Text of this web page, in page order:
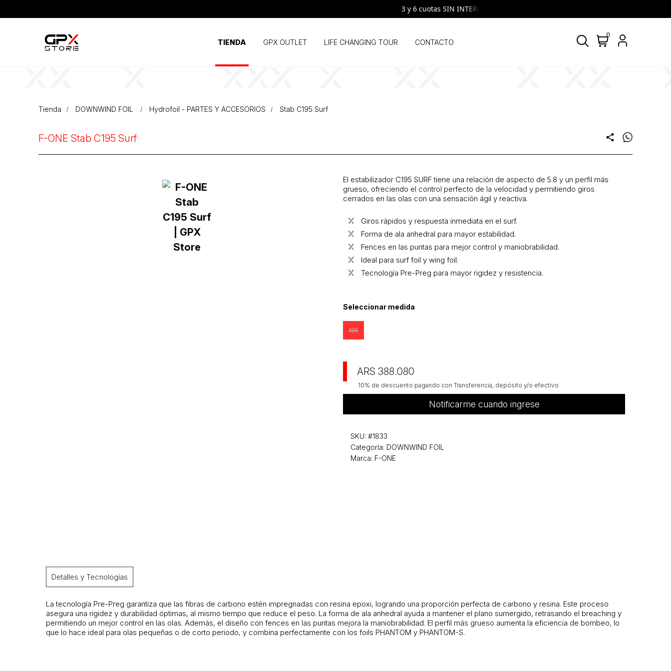
3 y 6 cuotas SIN INTERES | VISA y MASTERCARD | Todos los días, todos los bancos
TIENDA GPX OUTLET LIFE CHANGING TOUR CONTACTO
0
Tienda DOWNWIND FOIL Hydrofoil - PARTES Y ACCESORIOS Stab C195 Surf
F-ONE Stab C195 Surf share
El estabilizador C195 SURF tiene una relación de aspecto de 5.8 y un perfil más
grueso, ofreciendo el control perfecto de la velocidad y permitiendo giros
cerrados en las olas con una sensación ágil y reactiva.
Giros rápidos y respuesta inmediata en el surf.
Forma de ala anhedral para mayor estabilidad.
Fences en las puntas para mejor control y maniobrabilidad.
Ideal para surf foil y wing foil.
Tecnología Pre-Preg para mayor rigidez y resistencia.
Seleccionar medida
195
ARS 388.080
10% de descuento pagando con Transferencia, depósito y/o efectivo
Notificarme cuando ingrese
SKU: #1833
Categoría: DOWNWIND FOIL
Marca: F-ONE
Detalles y Tecnologías
La tecnología Pre-Preg garantiza que las fibras de carbono estén impregnadas con resina epoxi, logrando una proporción perfecta de carbono y resina. Este proceso
asegura una rigidez y durabilidad óptimas, al mismo tiempo que reduce el peso. La forma de ala anhedral ayuda a mantener el plano sumergido, retrasando el breaching y
permitiendo un mejor control en las olas. Además, el diseño con fences en las puntas mejora la maniobrabilidad. El perfil más grueso aumenta la eficiencia de bombeo, lo
que lo hace ideal para olas pequeñas o de corto periodo, y combina perfectamente con los foils PHANTOM y PHANTOM-S.